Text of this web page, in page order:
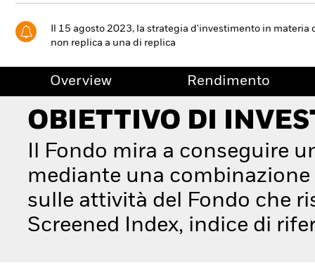
Il 15 agosto 2023, la strategia d'investimento in
non replica a una di replica
Overview Rendimento
OBIETTIVO DI
Il Fondo mira a conseguire
mediante una
sulle attività del Fondo che
Screened Index, indice di